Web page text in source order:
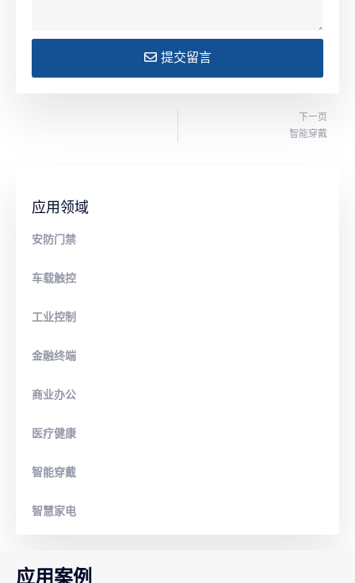
提交留言
下一页
智能穿戴
应用领域
安防门禁
车载触控
工业控制
金融终端
商业办公
医疗健康
智能穿戴
智慧家电
应用案例